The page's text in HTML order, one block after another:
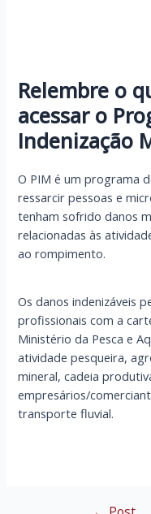
Relembre o
acessar o
Indenização
O PIM é um programa
ressarcir pessoas e
tenham sofrido danos
relacionadas às
ao rompimento.
Os danos indenizáveis
profissionais com a
Ministério da Pesca e
atividade pesqueira,
mineral, cadeia
empresários/
transporte fluvial.